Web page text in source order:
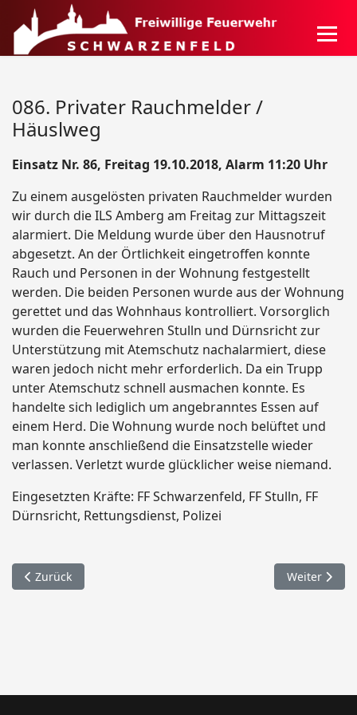
086. Privater Rauchmelder /
Häuslweg
Einsatz Nr. 86, Freitag 19.10.2018, Alarm 11:20 Uhr
Zu einem ausgelösten privaten Rauchmelder wurden
wir durch die ILS Amberg am Freitag zur Mittagszeit
alarmiert. Die Meldung wurde über den Hausnotruf
abgesetzt. An der Örtlichkeit eingetroffen konnte
Rauch und Personen in der Wohnung festgestellt
werden. Die beiden Personen wurde aus der Wohnung
gerettet und das Wohnhaus kontrolliert. Vorsorglich
wurden die Feuerwehren Stulln und Dürnsricht zur
Unterstützung mit Atemschutz nachalarmiert, diese
waren jedoch nicht mehr erforderlich. Da ein Trupp
unter Atemschutz schnell ausmachen konnte. Es
handelte sich lediglich um angebranntes Essen auf
einem Herd. Die Wohnung wurde noch belüftet und
man konnte anschließend die Einsatzstelle wieder
verlassen. Verletzt wurde glücklicher weise niemand.
Eingesetzten Kräfte: FF Schwarzenfeld, FF Stulln, FF
Dürnsricht, Rettungsdienst, Polizei
Vorheriger Beitrag: 087. Brandmeldeanlage / Molkereistraße
Zurück Nächster
Weiter